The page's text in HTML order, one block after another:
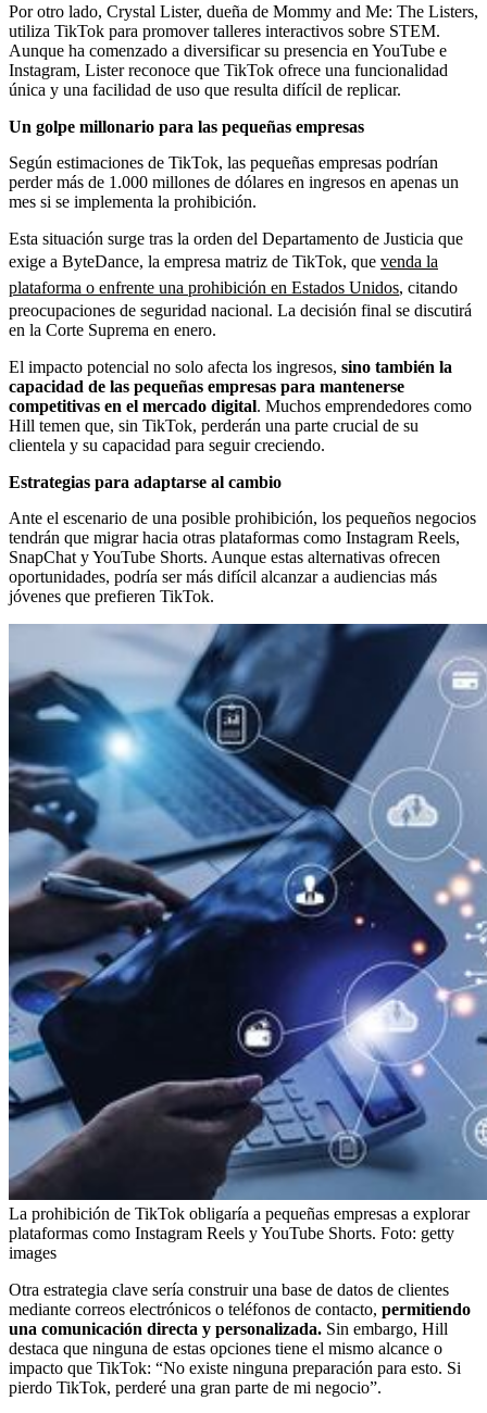
Por otro lado, Crystal Lister, dueña de Mommy and Me: The Listers,
utiliza TikTok para promover talleres interactivos sobre STEM.
Aunque ha comenzado a diversificar su presencia en YouTube e
Instagram, Lister reconoce que TikTok ofrece una funcionalidad
única y una facilidad de uso que resulta difícil de replicar.
Un golpe millonario para las pequeñas empresas
Según estimaciones de TikTok, las pequeñas empresas podrían
perder más de 1.000 millones de dólares en ingresos en apenas un
mes si se implementa la prohibición.
Esta situación surge tras la orden del Departamento de Justicia que
exige a ByteDance, la empresa matriz de TikTok, que venda la
plataforma o enfrente una prohibición en Estados Unidos, citando
preocupaciones de seguridad nacional. La decisión final se discutirá
en la Corte Suprema en enero.
El impacto potencial no solo afecta los ingresos, sino también la
capacidad de las pequeñas empresas para mantenerse
competitivas en el mercado digital. Muchos emprendedores como
Hill temen que, sin TikTok, perderán una parte crucial de su
clientela y su capacidad para seguir creciendo.
Estrategias para adaptarse al cambio
Ante el escenario de una posible prohibición, los pequeños negocios
tendrán que migrar hacia otras plataformas como Instagram Reels,
SnapChat y YouTube Shorts. Aunque estas alternativas ofrecen
oportunidades, podría ser más difícil alcanzar a audiencias más
jóvenes que prefieren TikTok.
La prohibición de TikTok obligaría a pequeñas empresas a explorar
plataformas como Instagram Reels y YouTube Shorts. Foto: getty
images
Otra estrategia clave sería construir una base de datos de clientes
mediante correos electrónicos o teléfonos de contacto, permitiendo
una comunicación directa y personalizada. Sin embargo, Hill
destaca que ninguna de estas opciones tiene el mismo alcance o
impacto que TikTok: “No existe ninguna preparación para esto. Si
pierdo TikTok, perderé una gran parte de mi negocio”.